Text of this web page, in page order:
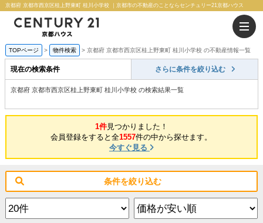
京都府 京都市西京区桂上野東町 桂川小学校 ｜京都市の不動産のことならセンチュリー21京都ハウス
TOPページ 物件検索 京都府 京都市西京区桂上野東町 桂川小学校 の不動産情報一覧
現在の検索条件 さらに条件を絞り込む
京都府 京都市西京区桂上野東町 桂川小学校 の検索結果一覧
1件見つかりました！
会員登録をすると全1557件の中から探せます。
今すぐ見る
条件を絞り込む